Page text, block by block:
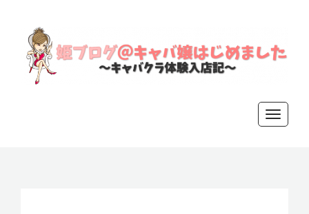
姫ブログ
T